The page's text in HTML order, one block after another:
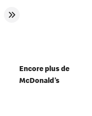
Encore plus de
McDonald’s